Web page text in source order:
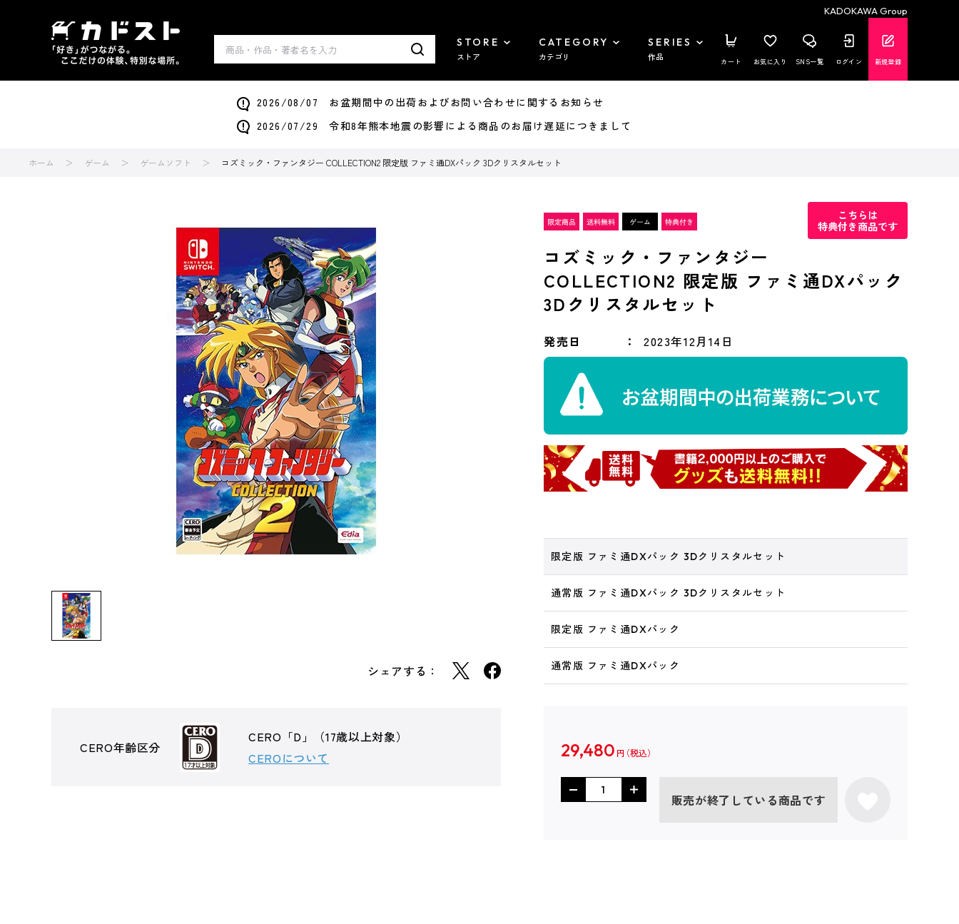
KADOKAWA Group
STORE
ストア
CATEGORY
カテゴリ
SERIES
作品 カート お気に入り SNS一覧 ログイン 新規登録
2026/08/07 お盆期間中の出荷およびお問い合わせに関するお知らせ
2026/07/29 令和8年熊本地震の影響による商品のお届け遅延につきまして
ホーム ゲーム ゲームソフト コズミック・ファンタジー COLLECTION2 限定版 ファミ通DXパック 3Dクリスタルセット
シェアする：
CERO年齢区分
CERO「D」（17歳以上対象）
CEROについて
こちらは
特典付き商品です
コズミック・ファンタジー
COLLECTION2 限定版 ファミ通DXパック
3Dクリスタルセット
発売日 2023年12月14日
限定版 ファミ通DXパック 3Dクリスタルセット
通常版 ファミ通DXパック 3Dクリスタルセット
限定版 ファミ通DXパック
通常版 ファミ通DXパック
29,480 円
販売が終了している商品です